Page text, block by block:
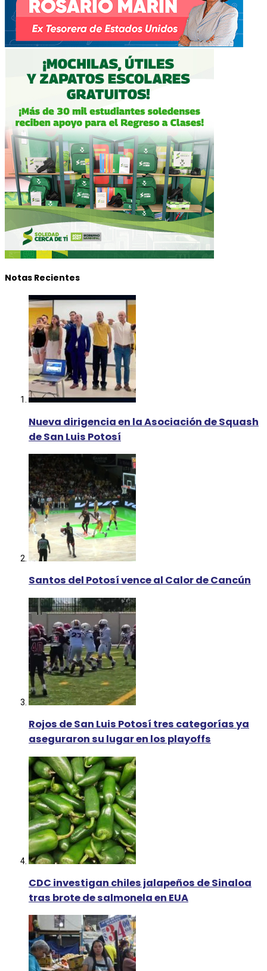
Notas Recientes
Nueva dirigencia en la Asociación de Squash
de San Luis Potosí
Santos del Potosí vence al Calor de Cancún
Rojos de San Luis Potosí tres categorías ya
aseguraron su lugar en los playoffs
CDC investigan chiles jalapeños de Sinaloa
tras brote de salmonela en EUA